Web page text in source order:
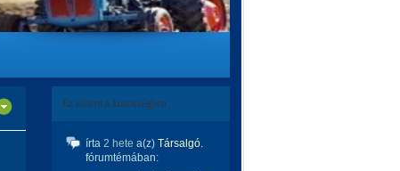
Ez történt a közösségben:
írta 2 hete a(z) Társalgó.
fórumtémában: